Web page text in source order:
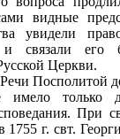
видные
увидели
и связали его
Церкви.
Посполитой
имело только
При
1755 г. свт.